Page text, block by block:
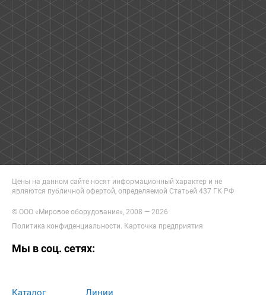
Цены на данном сайте носят информационный характер и не
являются публичной офертой, определяемой Статьей 437 ГК РФ
© ООО «Мировое оборудование», 2008 — 2026
Политика конфиденциальности Карточка предприятия
Мы в соц. сетях:
Каталог Линии